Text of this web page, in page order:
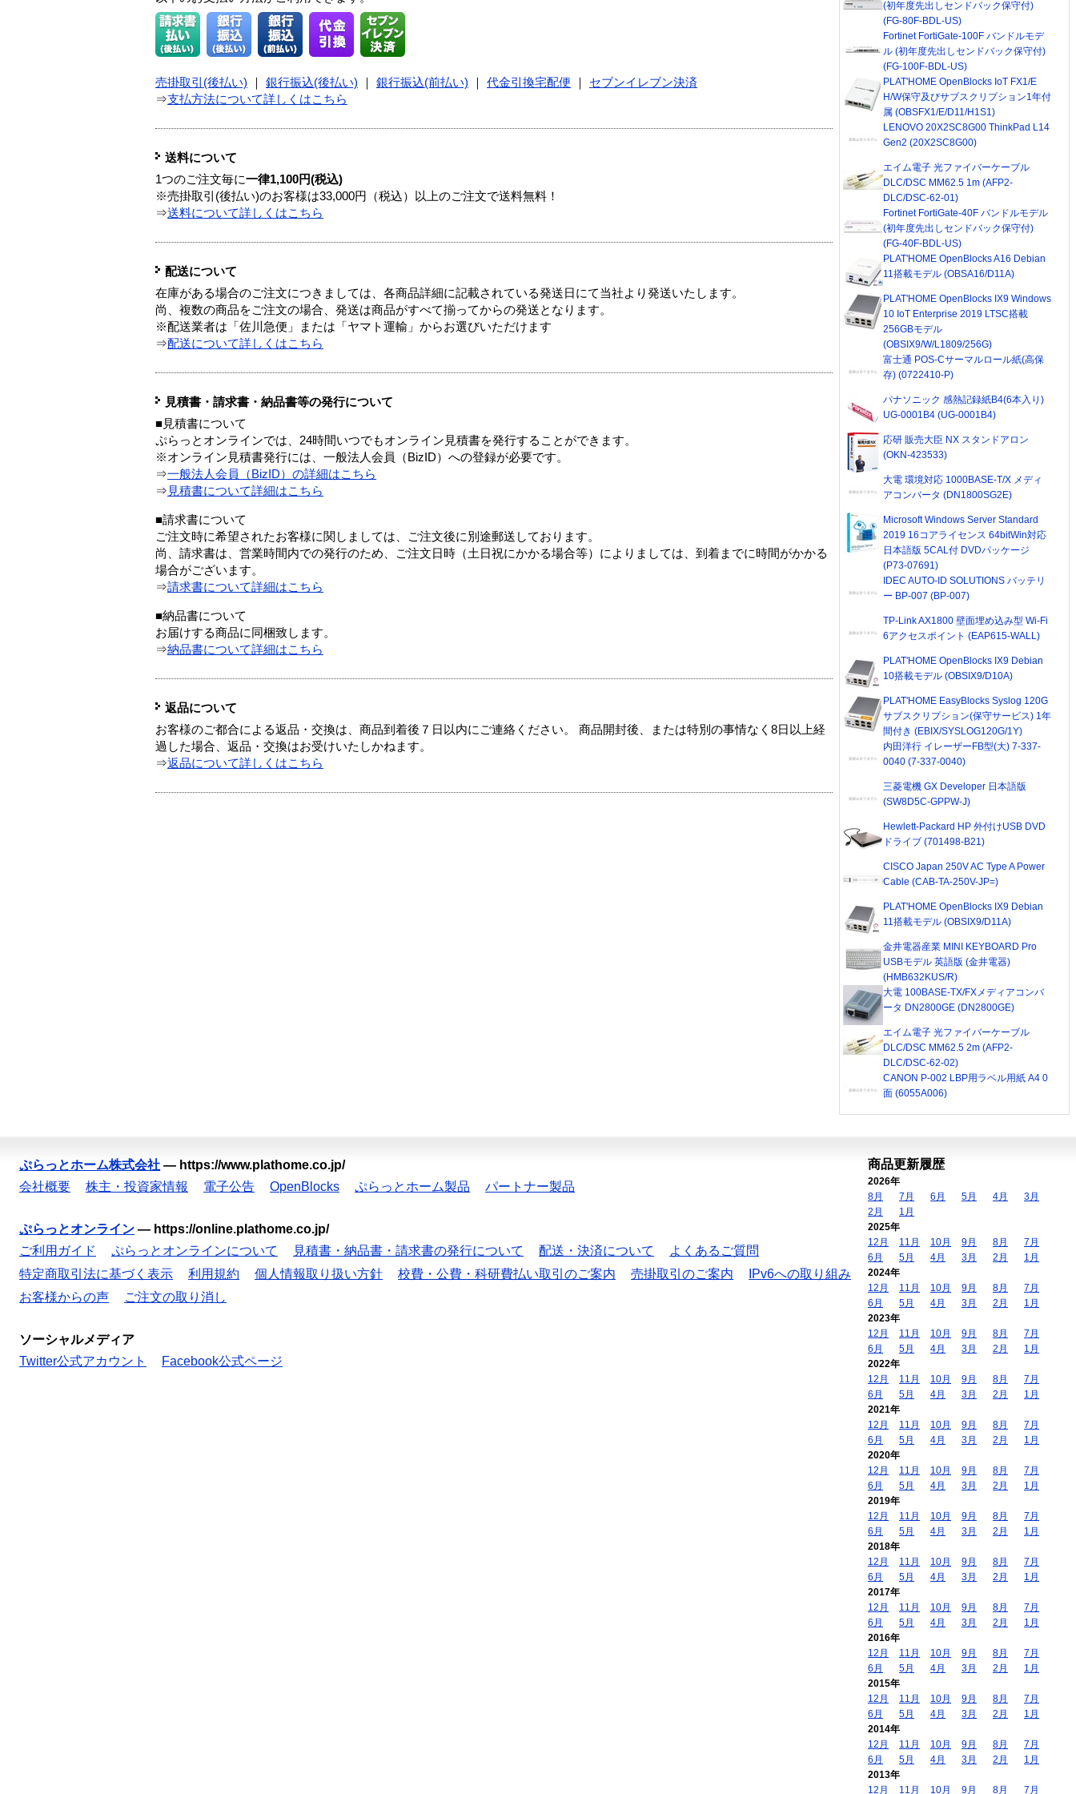
売掛取引(後払い) 銀行振込(後払い) 銀行振込(前払い) 代金引換宅配便
セブンイレブン決済
⇒支払方法について詳しくはこちら
送料について
1つのご注文毎に一律1,100円(税込)
※売掛取引(後払い)のお客様は33,000円（税込）以上のご注文で送料無料！
⇒送料について詳しくはこちら
配送について
在庫がある場合のご注文につきましては、各商品詳細に記載されている発送日にて当社より発送いたします。
尚、複数の商品をご注文の場合、発送は商品がすべて揃ってからの発送となります。
※配送業者は「佐川急便」または「ヤマト運輸」からお選びいただけます
⇒配送について詳しくはこちら
見積書・請求書・納品書等の発行について
■見積書について
ぷらっとオンラインでは、24時間いつでもオンライン見積書を発行することができます。
※オンライン見積書発行には、一般法人会員（BizID）への登録が必要です。
⇒一般法人会員（BizID）の詳細はこちら
⇒ 見積書について詳細はこちら
■請求書について
ご注文時に希望されたお客様に関しましては、ご注文後に別途郵送しております。
尚、請求書は、営業時間内での発行のため、ご注文日時（土日祝にかかる場合等）によりましては、到着までに時間がかかる
場合がございます。
⇒請求書について詳細はこちら
■納品書について
お届けする商品に同梱致します。
⇒納品書について詳細はこちら
返品について
お客様のご都合による返品・交換は、商品到着後７日以内にご連絡ください。 商品開封後、または特別の事情なく8日以上経
過した場合、返品・交換はお受けいたしかねます。
⇒返品について詳しくはこちら
(初年度先出しセンドバック保守付)
(FG-80F-BDL-US)
Fortinet FortiGate-100F バンドルモデ
ル (初年度先出しセンドバック保守付)
(FG-100F-BDL-US)
PLAT'HOME OpenBlocks IoT FX1/E
H/W保守及びサブスクリプション1年付
属 (OBSFX1/E/D11/H1S1)
LENOVO 20X2SC8G00 ThinkPad L14
Gen2 (20X2SC8G00)
エイム電子 光ファイバーケーブル
DLC/DSC MM62.5 1m (AFP2-
DLC/DSC-62-01)
Fortinet FortiGate-40F バンドルモデル
(初年度先出しセンドバック保守付)
(FG-40F-BDL-US)
PLAT'HOME OpenBlocks A16 Debian
11搭載モデル (OBSA16/D11A)
PLAT'HOME OpenBlocks IX9 Windows
10 IoT Enterprise 2019 LTSC搭載
256GBモデル
(OBSIX9/W/L1809/256G)
富士通 POS-Cサーマルロール紙(高保
存) (0722410-P)
パナソニック 感熱記録紙B4(6本入り)
UG-0001B4 (UG-0001B4)
応研 販売大臣 NX スタンドアロン
(OKN-423533)
大電 環境対応 1000BASE-T/X メディ
アコンバータ (DN1800SG2E)
Microsoft Windows Server Standard
2019 16コアライセンス 64bitWin対応
日本語版 5CAL付 DVDパッケージ
(P73-07691)
IDEC AUTO-ID SOLUTIONS バッテリ
ー BP-007 (BP-007)
TP-Link AX1800 壁面埋め込み型 Wi-Fi
6アクセスポイント (EAP615-WALL)
PLAT'HOME OpenBlocks IX9 Debian
10搭載モデル (OBSIX9/D10A)
PLAT'HOME EasyBlocks Syslog 120G
サブスクリプション(保守サービス) 1年
間付き (EBIX/SYSLOG120G/1Y)
内田洋行 イレーザーFB型(大) 7-337-
0040 (7-337-0040)
三菱電機 GX Developer 日本語版
(SW8D5C-GPPW-J)
Hewlett-Packard HP 外付けUSB DVD
ドライブ (701498-B21)
CISCO Japan 250V AC Type A Power
Cable (CAB-TA-250V-JP=)
PLAT'HOME OpenBlocks IX9 Debian
11搭載モデル (OBSIX9/D11A)
金井電器産業 MINI KEYBOARD Pro
USBモデル 英語版 (金井電器)
(HMB632KUS/R)
大電 100BASE-TX/FXメディアコンバ
ータ DN2800GE (DN2800GE)
エイム電子 光ファイバーケーブル
DLC/DSC MM62.5 2m (AFP2-
DLC/DSC-62-02)
CANON P-002 LBP用ラベル用紙 A4 0
面 (6055A006)
ぷらっとホーム株式会社 — https://www.plathome.co.jp/
会社概要
株主・投資家情報 電子公告 OpenBlocks ぷらっとホーム製品 パートナー製品
ぷらっとオンライン — https://online.plathome.co.jp/
ご利用ガイド
ぷらっとオンラインについて 見積書・納品書・請求書の発行について 配送・決済について
よくあるご質問
特定商取引法に基づく表示
利用規約 個人情報取り扱い方針 校費・公費・科研費払い取引のご案内 売掛取引のご案内
IPv6への取り組み
お客様からの声
ご注文の取り消し
ソーシャルメディア
Twitter公式アカウント
Facebook公式ページ
商品更新履歴
2026年
8月
7月 6月 5月 4月
3月
2月
1月
2025年
12月
11月 10月 9月 8月
7月
6月
5月 4月 3月 2月
1月
2024年
12月
11月 10月 9月 8月
7月
6月
5月 4月 3月 2月
1月
2023年
12月
11月 10月 9月 8月
7月
6月
5月 4月 3月 2月
1月
2022年
12月
11月 10月 9月 8月
7月
6月
5月 4月 3月 2月
1月
2021年
12月
11月 10月 9月 8月
7月
6月
5月 4月 3月 2月
1月
2020年
12月
11月 10月 9月 8月
7月
6月
5月 4月 3月 2月
1月
2019年
12月
11月 10月 9月 8月
7月
6月
5月 4月 3月 2月
1月
2018年
12月
11月 10月 9月 8月
7月
6月
5月 4月 3月 2月
1月
2017年
12月
11月 10月 9月 8月
7月
6月
5月 4月 3月 2月
1月
2016年
12月
11月 10月 9月 8月
7月
6月
5月 4月 3月 2月
1月
2015年
12月
11月 10月 9月 8月
7月
6月
5月 4月 3月 2月
1月
2014年
12月
11月 10月 9月 8月
7月
6月
5月 4月 3月 2月
1月
2013年
12月
11月 10月 9月 8月 7月